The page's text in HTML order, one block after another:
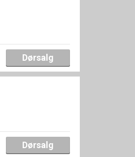
Dørsalg
Dørsalg